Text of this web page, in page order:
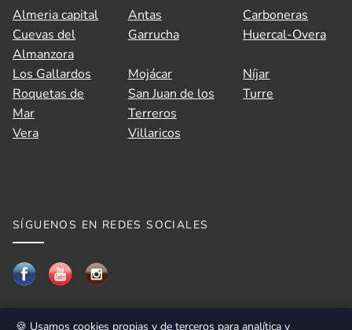
Almeria capital Antas
Carboneras
Cuevas del
Almanzora
Garrucha Huercal-Overa
Los Gallardos Mojácar
Níjar
Roquetas de
Mar
San Juan de los
Terreros
Turre
Vera Villaricos
SÍGUENOS EN REDES SOCIALES
🍪 Usamos cookies propias y de terceros para analítica y